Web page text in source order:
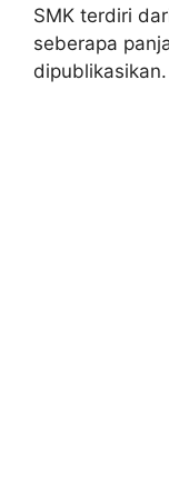
SMK terdiri
seberapa
dipublikasikan.